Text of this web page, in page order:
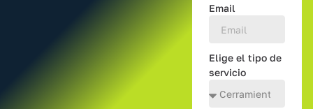
Email
Elige el tipo de
servicio